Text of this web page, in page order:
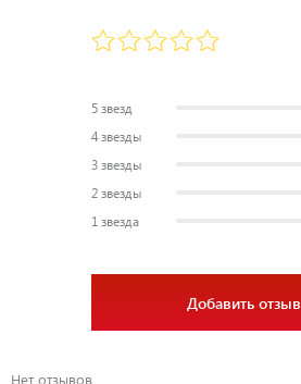
5 звезд
4 звезды
3 звезды
2 звезды
1 звезда
Добавить отзыв
Нет отзывов